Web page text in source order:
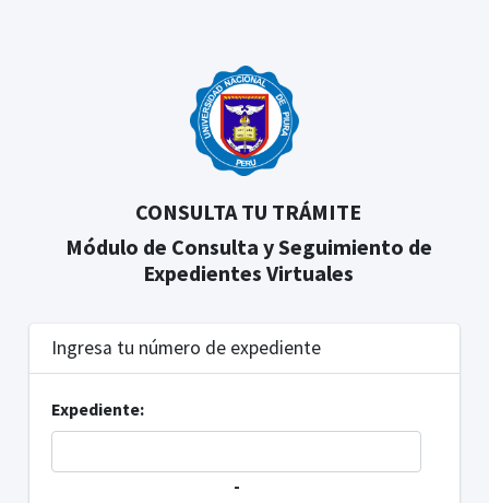
CONSULTA TU TRÁMITE
Módulo de Consulta y Seguimiento de
Expedientes Virtuales
Ingresa tu número de expediente
Expediente:
-